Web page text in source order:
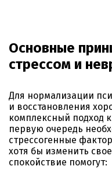
Основные
стрессом и
Для нормализации
и восстановления
комплексный подход
первую очередь
стрессогенные
хотя бы изменить
спокойствие помогут: